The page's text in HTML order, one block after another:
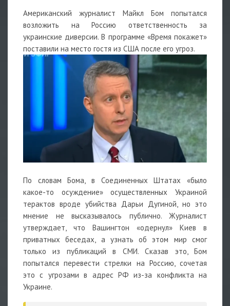
Американский журналист Майкл Бом попытался
возложить на Россию ответственность за
украинские диверсии. В программе «Время покажет»
поставили на место гостя из США после его угроз.
По словам Бома, в Соединенных Штатах «было
какое-то осуждение» осуществленных Украиной
терактов вроде убийства Дарьи Дугиной, но это
мнение не высказывалось публично. Журналист
утверждает, что Вашингтон «одернул» Киев в
приватных беседах, а узнать об этом мир смог
только из публикаций в СМИ. Сказав это, Бом
попытался перевести стрелки на Россию, сочетая
это с угрозами в адрес РФ из-за конфликта на
Украине.